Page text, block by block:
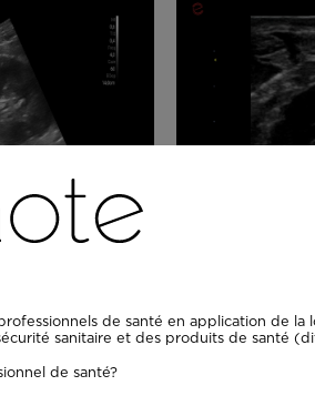
de santé en application de la
sanitaire et des produits de santé
de santé?